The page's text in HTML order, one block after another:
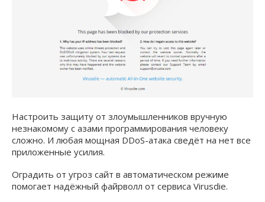
Настроить защиту от злоумышленников вручную
незнакомому с азами программирования человеку
сложно. И любая мощная DDoS-атака сведёт на нет все
приложенные усилия.
Оградить от угроз сайт в автоматическом режиме
помогает надёжный файрволл от сервиса Virusdie.